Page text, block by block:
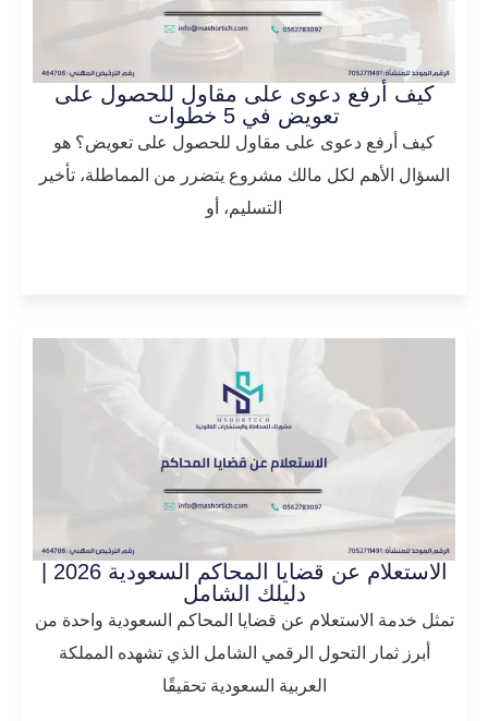
كيف أرفع دعوى على مقاول للحصول على
تعويض في 5 خطوات
كيف أرفع دعوى على مقاول للحصول على تعويض؟ هو
السؤال الأهم لكل مالك مشروع يتضرر من المماطلة، تأخير
التسليم، أو
دليلك الشامل
تمثل خدمة الاستعلام عن قضايا المحاكم السعودية واحدة من
أبرز ثمار التحول الرقمي الشامل الذي تشهده المملكة
العربية السعودية تحقيقًا